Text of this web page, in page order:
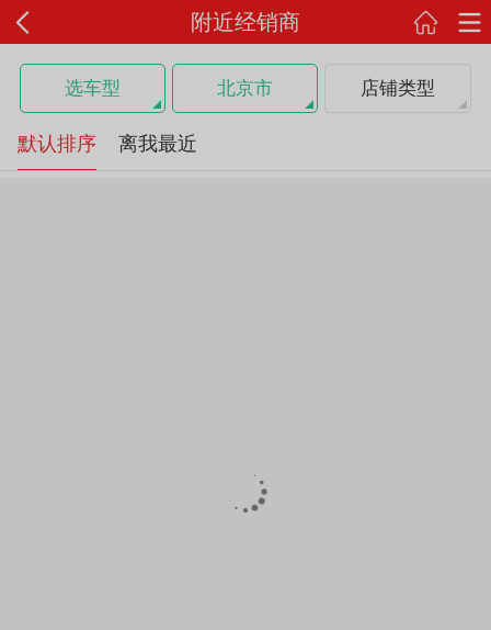
附近经销商
选车型 北京市 店铺类型
默认排序 离我最近